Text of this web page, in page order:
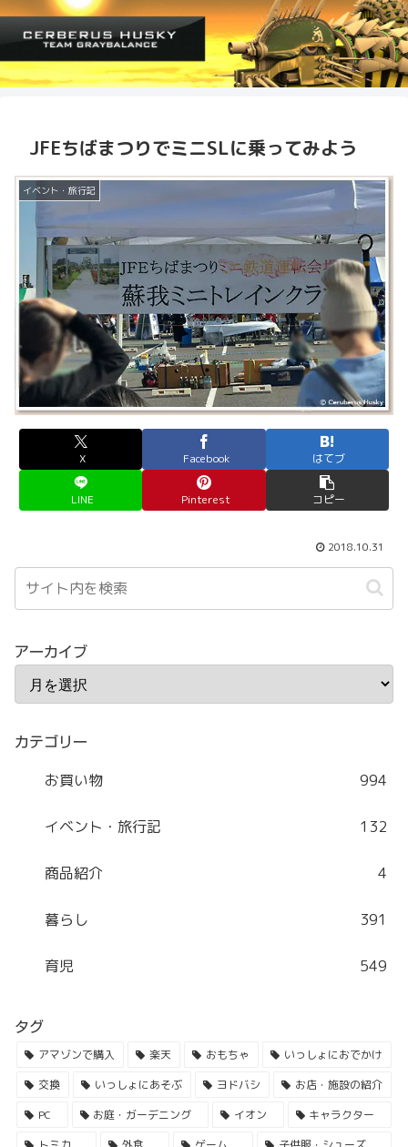
JFEちばまつりでミニSLに乗ってみよう
イベント・旅行記
X Facebook はてブ
LINE Pinterest コピー
2018.10.31
アーカイブ
カテゴリー
お買い物 994
イベント・旅行記 132
商品紹介 4
暮らし 391
育児 549
タグ
アマゾンで購入 楽天 おもちゃ
いっしょにおでかけ
交換
いっしょにあそぶ ヨドバシ
お店・施設の紹介
PC
お庭・ガーデニング イオン
キャラクター